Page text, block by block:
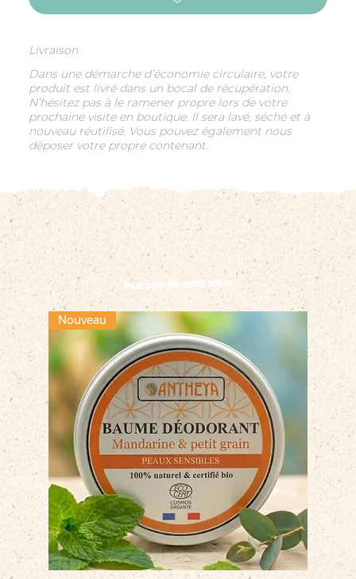
Livraison
Dans une démarche d’économie circulaire, votre
produit est livré dans un bocal de récupération.
N’hésitez pas à le ramener propre lors de votre
prochaine visite en boutique. Il sera lavé, séché et à
nouveau réutilisé. Vous pouvez également nous
déposer votre propre contenant.
Vous pourriez aussi aimer
Nouveau